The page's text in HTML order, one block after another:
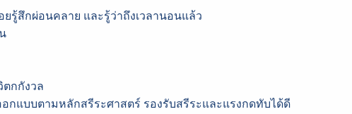
รู้สึกผ่อนคลาย และรู้ว่าถึงเวลานอนแล้ว
กกังวล
บบตามหลักสรีระศาสตร์ รองรับสรีระและแรงกดทับได้ดี